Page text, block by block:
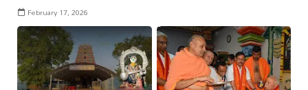
February 17, 2026